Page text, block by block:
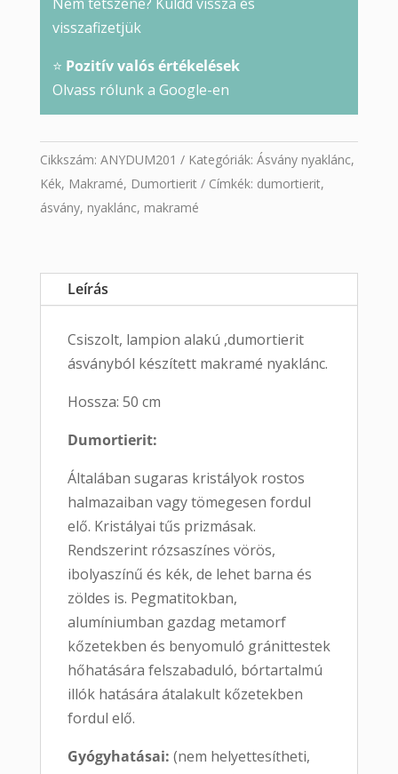
Nem tetszene? Küldd vissza és
visszafizetjük
⭐ Pozitív valós értékelések
Olvass rólunk a Google-en
Cikkszám: ANYDUM201 Kategóriák: Ásvány nyaklánc,
Kék, Makramé, Dumortierit Címkék: dumortierit,
ásvány, nyaklánc, makramé
Leírás
Csiszolt, lampion alakú ,dumortierit
ásványból készített makramé nyaklánc.
Hossza: 50 cm
Dumortierit:
Általában sugaras kristályok rostos
halmazaiban vagy tömegesen fordul
elő. Kristályai tűs prizmásak.
Rendszerint rózsaszínes vörös,
ibolyaszínű és kék, de lehet barna és
zöldes is. Pegmatitokban,
alumíniumban gazdag metamorf
kőzetekben és benyomuló gránittestek
hőhatására felszabaduló, bórtartalmú
illók hatására átalakult kőzetekben
fordul elő.
Gyógyhatásai: (nem helyettesítheti,